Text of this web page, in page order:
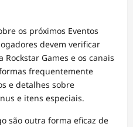
os próximos Eventos
devem verificar
Games e os canais
frequentemente
e detalhes sobre
e itens especiais.
são outra forma eficaz de